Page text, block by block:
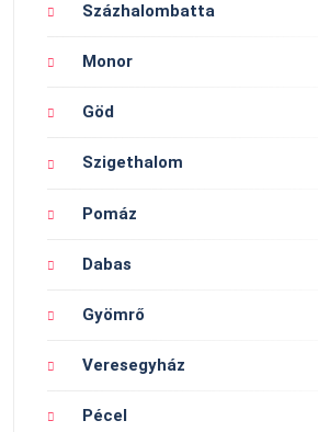
Százhalombatta
Monor
Göd
Szigethalom
Pomáz
Dabas
Gyömrő
Veresegyház
Pécel